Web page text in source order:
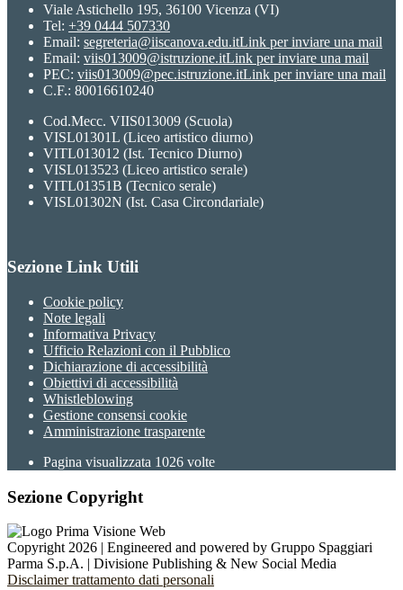
Viale Astichello 195, 36100 Vicenza (VI)
Tel: +39 0444 507330
Email: segreteria@iiscanova.edu.itLink per inviare una mail
Email: viis013009@istruzione.itLink per inviare una mail
PEC: viis013009@pec.istruzione.itLink per inviare una mail
C.F.: 80016610240
Cod.Mecc. VIIS013009 (Scuola)
VISL01301L (Liceo artistico diurno)
VITL013012 (Ist. Tecnico Diurno)
VISL013523 (Liceo artistico serale)
VITL01351B (Tecnico serale)
VISL01302N (Ist. Casa Circondariale)
Sezione Link Utili
Cookie policy
Note legali
Informativa Privacy
Ufficio Relazioni con il Pubblico
Dichiarazione di accessibilità
Obiettivi di accessibilità
Whistleblowing
Gestione consensi cookie
Amministrazione trasparente
Pagina visualizzata 1026 volte
Sezione Copyright
Copyright 2026 | Engineered and powered by Gruppo Spaggiari
Parma S.p.A. | Divisione Publishing & New Social Media
Disclaimer trattamento dati personali